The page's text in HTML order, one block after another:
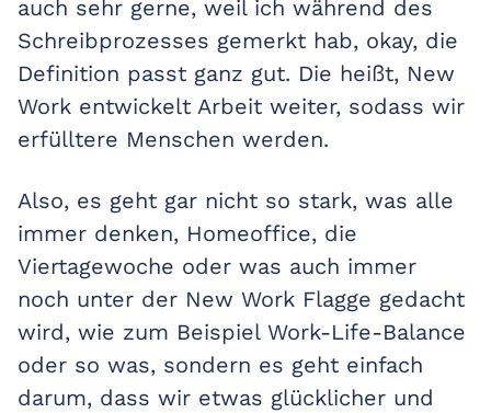
auch sehr gerne, weil ich während des
Schreibprozesses gemerkt hab, okay, die
Definition passt ganz gut. Die heißt, New
Work entwickelt Arbeit weiter, sodass wir
erfülltere Menschen werden.
Also, es geht gar nicht so stark, was alle
immer denken, Homeoffice, die
Viertagewoche oder was auch immer
noch unter der New Work Flagge gedacht
wird, wie zum Beispiel Work-Life-Balance
oder so was, sondern es geht einfach
darum, dass wir etwas glücklicher und